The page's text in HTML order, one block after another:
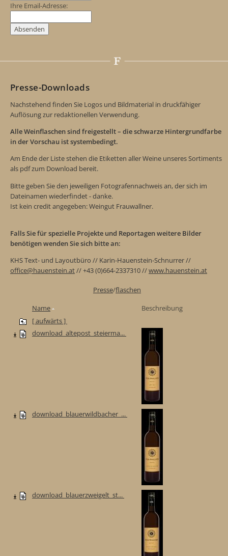
Ihre Email-Adresse:
Presse-Downloads
Nachstehend finden Sie Logos und Bildmaterial in druckfähiger
Auflösung zur redaktionellen Verwendung.
Alle Weinflaschen sind freigestellt – die schwarze Hintergrundfarbe
in der Vorschau ist systembedingt.
Am Ende der Liste stehen die Etiketten aller Weine unseres Sortiments
als pdf zum Download bereit.
Bitte geben Sie den jeweiligen Fotografennachweis an, der sich im
Dateinamen wiederfindet - danke.
Ist kein credit angegeben: Weingut Frauwallner.
Falls Sie für spezielle Projekte und Reportagen weitere Bilder
benötigen wenden Sie sich bitte an:
KHS Text- und Layoutbüro // Karin-Hauenstein-Schnurrer //
office@hauenstein.at// +43 (0)664-2337310 //www.hauenstein.at
Presse/flaschen
Name
Beschreibung
[ aufwärts ]
download_altepost_steierma...
download_blauerwildbacher_...
download_blauerzweigelt_st...